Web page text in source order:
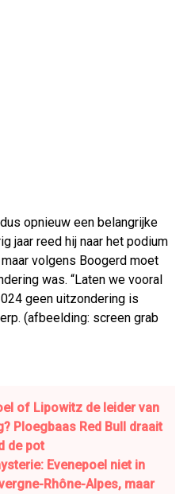
opnieuw een belangrijke
jaar reed hij naar het podium
volgens Boogerd moet
was. “Laten we vooral
geen uitzondering is
(afbeelding: screen grab
of Lipowitz de leider van
Ploegbaas Red Bull draait
de pot
Evenepoel niet in
Rhône-Alpes, maar